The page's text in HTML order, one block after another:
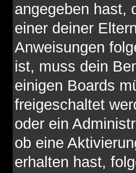
angegeben hast,
einer deiner
Anweisungen
ist, muss dein
einigen Boards
freigeschaltet
oder ein
ob eine
erhalten hast,